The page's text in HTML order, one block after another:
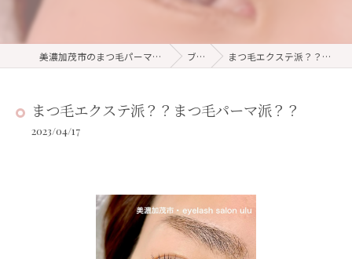
美濃加茂市のまつ毛パーマならeyelash salon ulu ブログ まつ毛エクステ派？？まつ毛パーマ派？？
まつ毛エクステ派？？まつ毛パーマ派？？
2023/04/17